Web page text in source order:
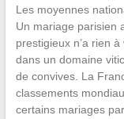
Les moyennes
Un mariage parisien
prestigieux n’a rien
dans un domaine
de convives. La
classements
certains mariages